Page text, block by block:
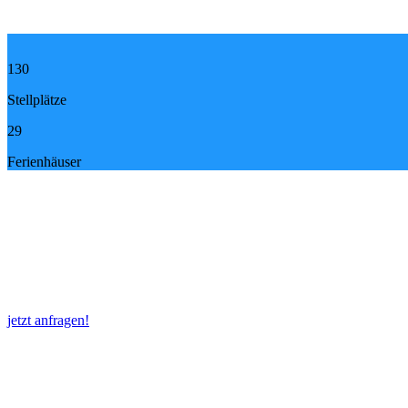
130
Stellplätze
29
Ferienhäuser
jetzt anfragen!